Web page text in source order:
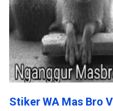
Stiker WA Mas Bro